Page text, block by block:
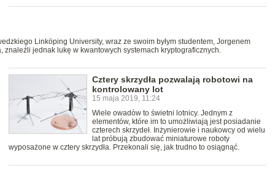
Linköping University, wraz ze swoim byłym studentem, Jorgenem
jednak lukę w kwantowych systemach kryptograficznych.
Cztery skrzydła pozwalają robotowi na
kontrolowany lot
15 maja 2019, 11:24
Wiele owadów to świetni lotnicy. Jednym z
elementów, które im to umożliwiają jest posiadanie
czterech skrzydeł. Inżynierowie i naukowcy od wielu
lat próbują zbudować miniaturowe roboty
wyposażone w cztery skrzydła. Przekonali się, jak trudno to osiągnąć.